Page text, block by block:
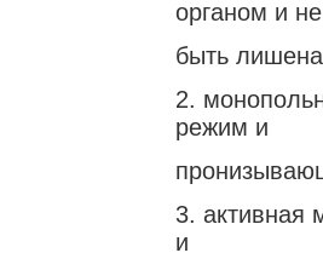
органом и
быть
2.
режим и
3. активная
и